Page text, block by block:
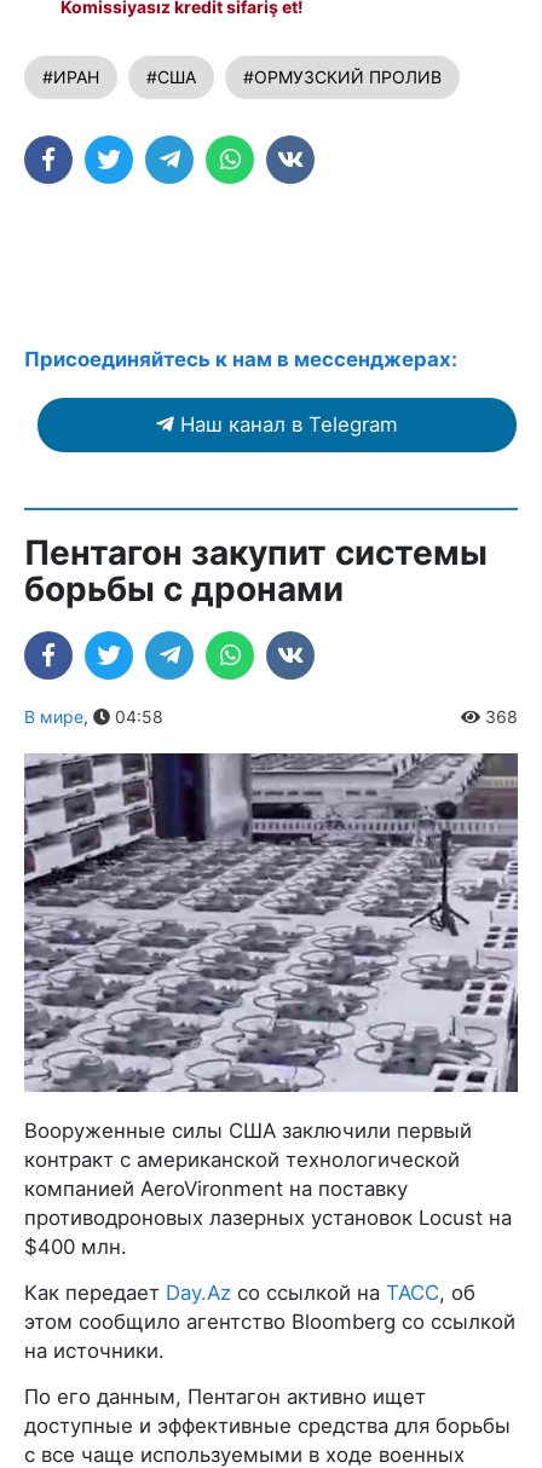
Komissiyasız kredit sifariş et!
#ИРАН #США #ОРМУЗСКИЙ ПРОЛИВ
Присоединяйтесь к нам в мессенджерах:
Наш канал в Telegram
Пентагон закупит системы
борьбы с дронами
В мире, 04:58 368
Вооруженные силы США заключили первый
контракт с американской технологической
компанией AeroVironment на поставку
противодроновых лазерных установок Locust на
$400 млн.
Как передает Day.Az со ссылкой на ТАСС, об
этом сообщило агентство Bloomberg со ссылкой
на источники.
По его данным, Пентагон активно ищет
доступные и эффективные средства для борьбы
с все чаще используемыми в ходе военных